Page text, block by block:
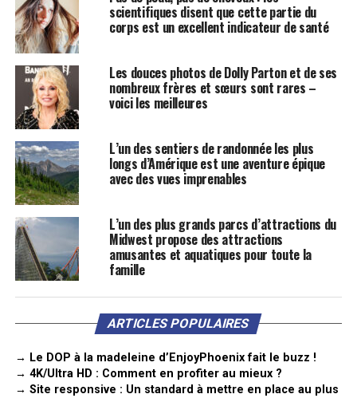
scientifiques disent que cette partie du
corps est un excellent indicateur de santé
Les douces photos de Dolly Parton et de ses
nombreux frères et sœurs sont rares –
voici les meilleures
L’un des sentiers de randonnée les plus
longs d’Amérique est une aventure épique
avec des vues imprenables
L’un des plus grands parcs d’attractions du
Midwest propose des attractions
amusantes et aquatiques pour toute la
famille
ARTICLES POPULAIRES
→ Le DOP à la madeleine d’EnjoyPhoenix fait le buzz !
→ 4K/Ultra HD : Comment en profiter au mieux ?
→ Site responsive : Un standard à mettre en place au plus